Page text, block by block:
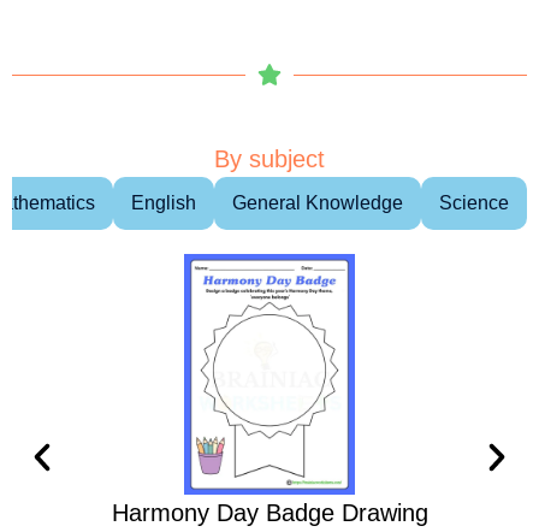
By subject
English General Knowledge Science
Harmony Day Badge Drawing